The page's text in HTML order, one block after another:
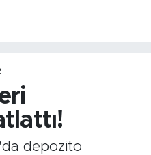
depozito
ve Fikstür